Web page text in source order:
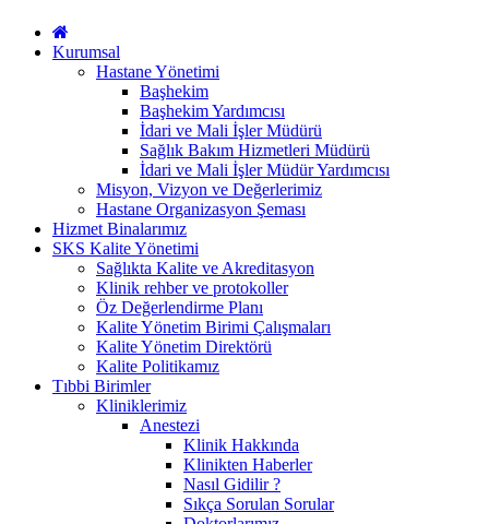
Kurumsal
Hastane Yönetimi
Başhekim
Başhekim Yardımcısı
İdari ve Mali İşler Müdürü
Sağlık Bakım Hizmetleri Müdürü
İdari ve Mali İşler Müdür Yardımcısı
Misyon, Vizyon ve Değerlerimiz
Hastane Organizasyon Şeması
Hizmet Binalarımız
SKS Kalite Yönetimi
Sağlıkta Kalite ve Akreditasyon
Klinik rehber ve protokoller
Öz Değerlendirme Planı
Kalite Yönetim Birimi Çalışmaları
Kalite Yönetim Direktörü
Kalite Politikamız
Tıbbi Birimler
Kliniklerimiz
Anestezi
Klinik Hakkında
Klinikten Haberler
Nasıl Gidilir ?
Sıkça Sorulan Sorular